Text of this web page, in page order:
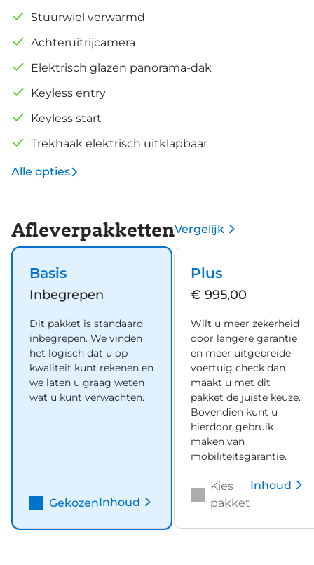
Stuurwiel verwarmd
Achteruitrijcamera
Elektrisch glazen panorama-dak
Keyless entry
Keyless start
Trekhaak elektrisch uitklapbaar
Alle opties
AfleverpakkettenVergelijk
Basis
Inbegrepen
Dit pakket is standaard
inbegrepen. We vinden
het logisch dat u op
kwaliteit kunt rekenen en
we laten u graag weten
wat u kunt verwachten.
GekozenInhoud
Plus
€ 995,00
Wilt u meer zekerheid
door langere garantie
en meer uitgebreide
voertuig check dan
maakt u met dit
pakket de juiste keuze.
Bovendien kunt u
hierdoor gebruik
maken van
mobiliteitsgarantie.
Kies
pakket
Inhoud